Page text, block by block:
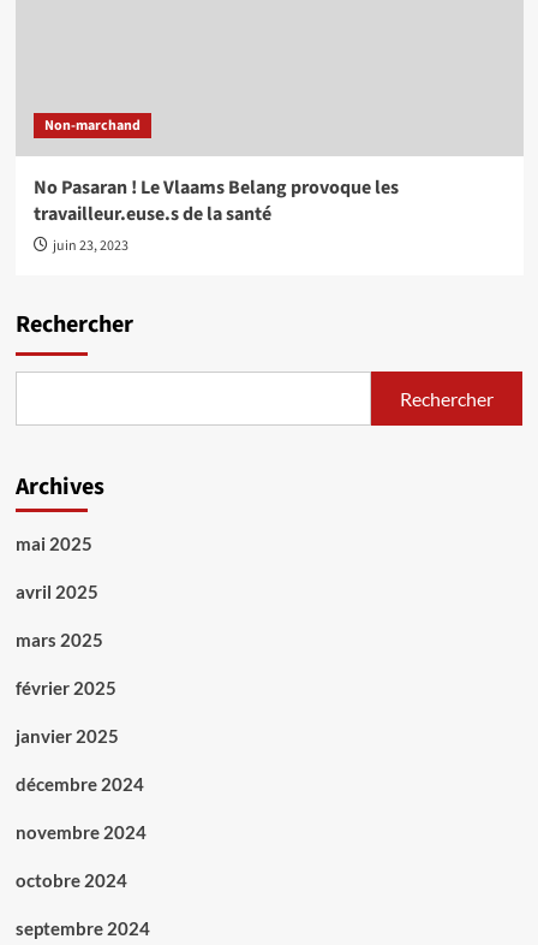
Non-marchand
No Pasaran ! Le Vlaams Belang provoque les
travailleur.euse.s de la santé
juin 23, 2023
Rechercher
Rechercher
Archives
mai 2025
avril 2025
mars 2025
février 2025
janvier 2025
décembre 2024
novembre 2024
octobre 2024
septembre 2024